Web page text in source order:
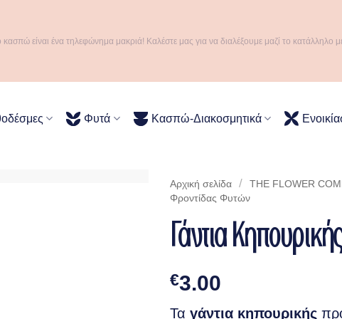
κασπώ είναι ένα τηλεφώνημα μακριά! Καλέστε μας για να διαλέξουμε μαζί το κατάλληλο
Φυτά Κασπώ-Διακοσμητικά
Αρχική σελίδα / THE FLOWER
Φροντίδας Φυτών
Γάντια Κηπουρικής
€3.00
Τα γάντια κηπουρικής